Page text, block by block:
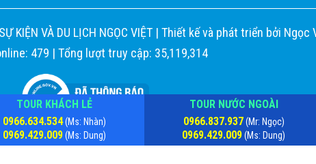
KIỆN VÀ DU LỊCH NGỌC VIỆT | Thiết kế và phát triển bởi Ngọc
479 | Tổng lượt truy cập: 35,119,314
TOUR KHÁCH LẺ
0966.634.534(Ms: Nhàn)
0969.429.009(Ms: Dung)
TOUR NƯỚC NGOÀI
0966.837.937(Mr: Ngọc)
0969.429.009(Ms: Dung)